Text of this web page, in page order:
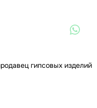
гипсовых изделий